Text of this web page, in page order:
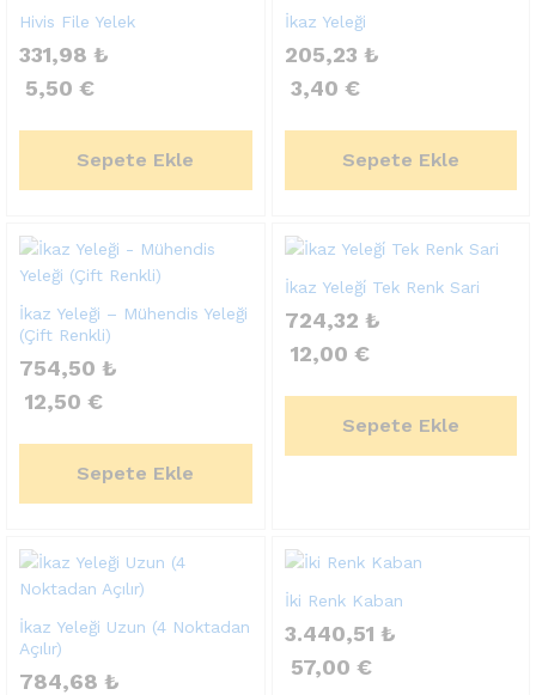
Hivis File Yelek
331,98 ₺
5,50 €
Sepete Ekle
İkaz Yeleği
205,23 ₺
3,40 €
Sepete Ekle
İkaz Yeleği – Mühendis Yeleği
(Çift Renkli)
754,50 ₺
12,50 €
Sepete Ekle
İkaz Yeleği̇ Tek Renk Sari
724,32 ₺
12,00 €
Sepete Ekle
İkaz Yeleği Uzun (4 Noktadan
Açılır)
784,68 ₺
İki Renk Kaban
3.440,51 ₺
57,00 €